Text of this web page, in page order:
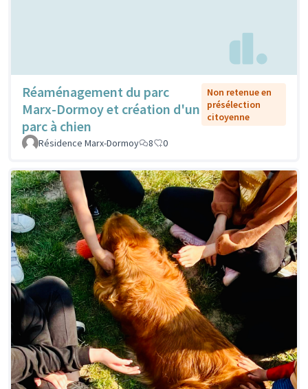
Réaménagement du parc
Marx-Dormoy et création d'un
parc à chien
Non retenue en
présélection
citoyenne
Résidence Marx-Dormoy 8 0